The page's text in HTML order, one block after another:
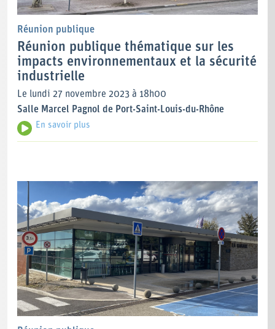
Réunion publique
Réunion publique thématique sur les
impacts environnementaux et la sécurité
industrielle
Le lundi 27 novembre 2023 à 18h00
Salle Marcel Pagnol de Port-Saint-Louis-du-Rhône
En savoir plus